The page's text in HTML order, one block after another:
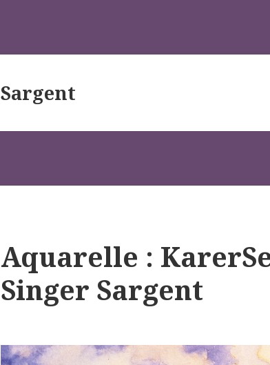
Sargent
Aquarelle :
Singer Sargent